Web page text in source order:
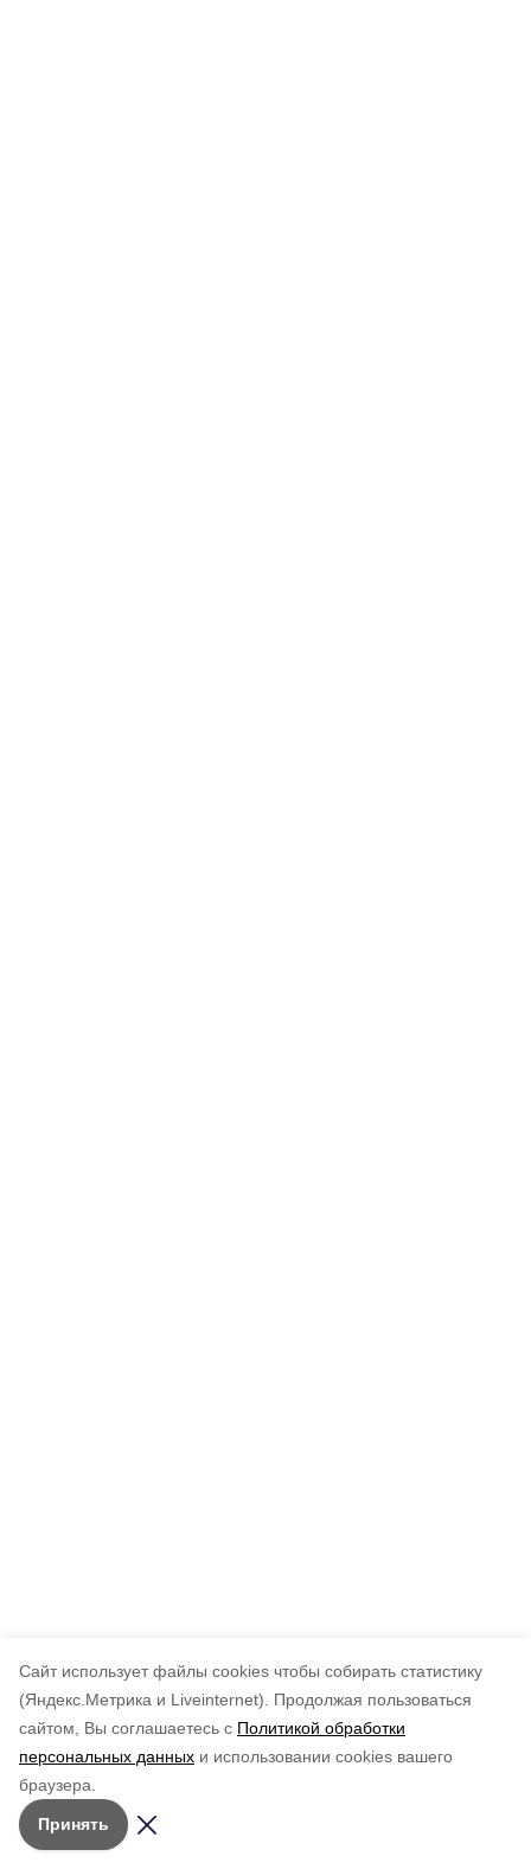
Cайт использует файлы cookies чтобы собирать статистику
(Яндекс.Метрика и Liveinternet).
Продолжая пользоваться
сайтом, Вы соглашаетесь с Политикой обработки
персональных данных и использовании cookies вашего
браузера.
Принять